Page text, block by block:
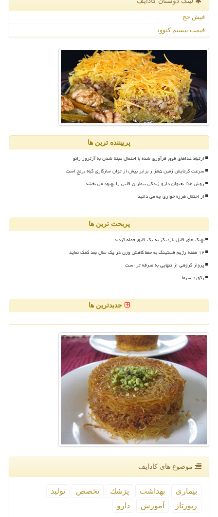
فیش حج
قیمت بیسیم کنوود
پربیننده ترین ها
ارتباط غذاهای فوق فرآوری شده با احتمال مبتلا شدن به آرتروز زانو
سرعت گرمایش زمین ۵هزار برابر بیش از توان سازگاری گیاه برنج است
روش غذا بعنوان دارو زندگی بیماران قلبی را بهبود می بخشد
از اختلال هرزه خواری چه می دانید
پربحث ترین ها
نهنگ های قاتل باردیگر به یک قایق حمله کردند
۱۲ هفته رژیم فستینگ به حفظ کاهش وزن در یک سال بعد کمک نماید
پرواز گروهی از تنهایی به صرفه تر است
رکورد سرما
جدیدترین ها
موضوع های كادایف
بیماری بهداشت پزشك تخصص
تولید
رپورتاژ
آموزش دارو